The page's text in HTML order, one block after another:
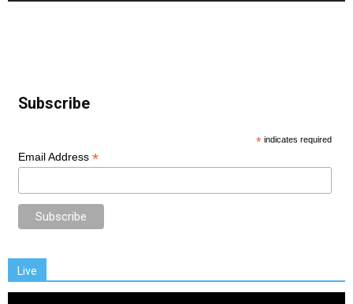
Subscribe
* indicates required
Email Address *
Live